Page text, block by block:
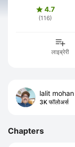
4.7
(116)
लाइब्रेरी
lalit
3K फॉलोअर्स
Chapters